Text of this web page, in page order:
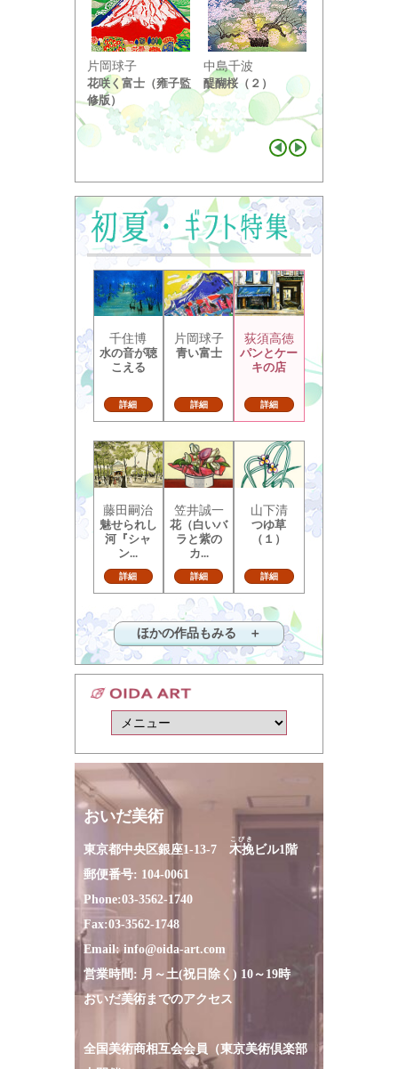
片岡球子
花咲く富士（雍子監
修版）
中島千波
醍醐桜（２）
り ...
千住博
水の音が聴
こえる
詳細
片岡球子
青い富士
詳細
荻須高徳
パンとケー
キの店
詳細
藤田嗣治
魅せられし
河『シャ
ン...
詳細
笠井誠一
花（白いバ
ラと紫の
カ...
詳細
山下清
つゆ草
（１）
詳細
ほかの作品もみる ＋
おいだ美術
東京都中央区銀座1-13-7 木挽
こびき
ビル1階
郵便番号: 104-0061
Phone:03-3562-1740
Fax:03-3562-1748
Email: info@oida-art.com
営業時間: 月～土(祝日除く) 10～19時
おいだ美術までのアクセス
全国美術商相互会会員（東京美術倶楽部